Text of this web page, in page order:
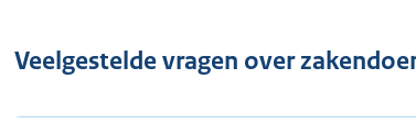
Veelgestelde vragen over